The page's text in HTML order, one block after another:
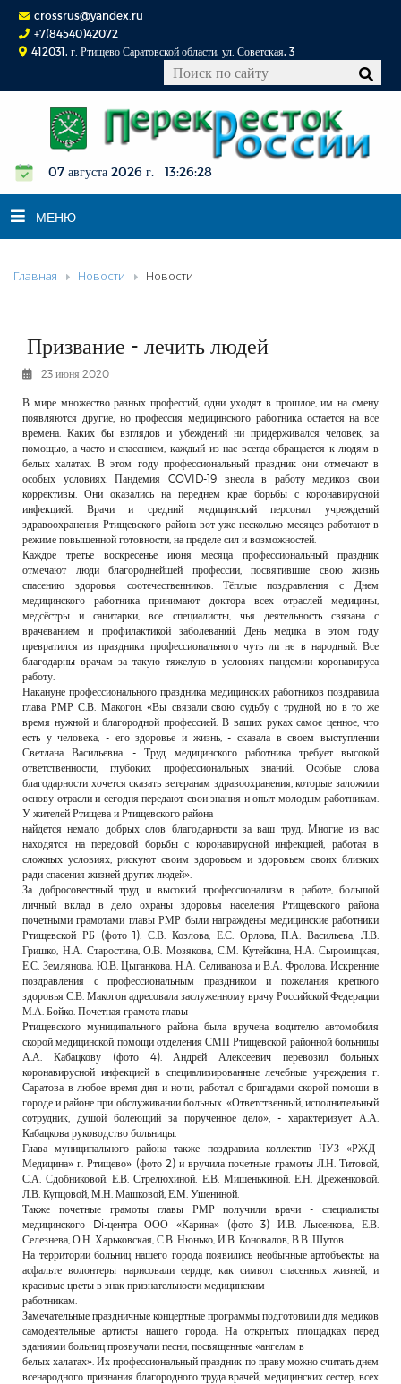
crossrus@yandex.ru
+7(84540)42072
412031, г. Ртищево Саратовской области, ул. Советская, 3
07 августа 2026 г. 13:26:28
МЕНЮ
НОВОСТИ
К СВЕДЕНИЮ
КОНКУРСЫ
РЕКЛАМОДАТЕЛЯМ
ОБЪЯВЛЕНИЯ
КОНТАКТЫ
Главная Новости Новости
Призвание - лечить людей
23 июня 2020
В мире множество разных профессий, одни уходят в прошлое, им на смену
появляются другие, но профессия медицинского работника остается на все
времена. Каких бы взглядов и убеждений ни придерживался человек, за
помощью, а часто и спасением, каждый из нас всегда обращается к людям в
белых халатах. В этом году профессиональный праздник они отмечают в
особых условиях. Пандемия COVID-19 внесла в работу медиков свои
коррективы. Они оказались на переднем крае борьбы с коронавирусной
инфекцией. Врачи и средний медицинский персонал учреждений
здравоохранения Ртищевского района вот уже несколько месяцев работают в
режиме повышенной готовности, на пределе сил и возможностей.
Каждое третье воскресенье июня месяца профессиональный праздник
отмечают люди благороднейшей профессии, посвятившие свою жизнь
спасению здоровья соотечественников. Тёплые поздравления с Днем
медицинского работника принимают доктора всех отраслей медицины,
медсёстры и санитарки, все специалисты, чья деятельность связана с
врачеванием и профилактикой заболеваний. День медика в этом году
превратился из праздника профессионального чуть ли не в народный. Все
благодарны врачам за такую тяжелую в условиях пандемии коронавируса
работу.
Накануне профессионального праздника медицинских работников поздравила
глава РМР С.В. Макогон. «Вы связали свою судьбу с трудной, но в то же
время нужной и благородной профессией. В ваших руках самое ценное, что
есть у человека, - его здоровье и жизнь, - сказала в своем выступлении
Светлана Васильевна. - Труд медицинского работника требует высокой
ответственности, глубоких профессиональных знаний. Особые слова
благодарности хочется сказать ветеранам здравоохранения, которые заложили
основу отрасли и сегодня передают свои знания и опыт молодым работникам.
У жителей Ртищева и Ртищевского района
найдется немало добрых слов благодарности за ваш труд. Многие из вас
находятся на передовой борьбы с коронавирусной инфекцией, работая в
сложных условиях, рискуют своим здоровьем и здоровьем своих близких
ради спасения жизней других людей».
За добросовестный труд и высокий профессионализм в работе, большой
личный вклад в дело охраны здоровья населения Ртищевского района
почетными грамотами главы РМР были награждены медицинские работники
Ртищевской РБ (фото 1): С.В. Козлова, Е.С. Орлова, П.А. Васильева, Л.В.
Гришко, Н.А. Старостина, О.В. Мозякова, С.М. Кутейкина, Н.А. Сыромицкая,
Е.С. Землянова, Ю.В. Цыганкова, Н.А. Селиванова и В.А. Фролова. Искренние
поздравления с профессиональным праздником и пожелания крепкого
здоровья С.В. Макогон адресовала заслуженному врачу Российской Федерации
М.А. Бойко. Почетная грамота главы
Ртищевского муниципального района была вручена водителю автомобиля
скорой медицинской помощи отделения СМП Ртищевской районной больницы
А.А. Кабацкову (фото 4). Андрей Алексеевич перевозил больных
коронавирусной инфекцией в специализированные лечебные учреждения г.
Саратова в любое время дня и ночи, работал с бригадами скорой помощи в
городе и районе при обслуживании больных. «Ответственный, исполнительный
сотрудник, душой болеющий за порученное дело», - характеризует А.А.
Кабацкова руководство больницы.
Глава муниципального района также поздравила коллектив ЧУЗ «РЖД-
Медицина» г. Ртищево» (фото 2) и вручила почетные грамоты Л.Н. Титовой,
С.А. Сдобниковой, Е.В. Стрелюхиной, Е.В. Мишенькиной, Е.Н. Дреженковой,
Л.В. Купцовой, М.Н. Машковой, Е.М. Ушениной.
Также почетные грамоты главы РМР получили врачи - специалисты
медицинского Di-центра ООО «Карина» (фото 3) И.В. Лысенкова, Е.В.
Селезнева, О.Н. Харьковская, С.В. Нюнько, И.В. Коновалов, В.В. Шутов.
На территории больниц нашего города появились необычные артобъекты: на
асфальте волонтеры нарисовали сердце, как символ спасенных жизней, и
красивые цветы в знак признательности медицинским
работникам.
Замечательные праздничные концертные программы подготовили для медиков
самодеятельные артисты нашего города. На открытых площадках перед
зданиями больниц прозвучали песни, посвященные «ангелам в
белых халатах». Их профессиональный праздник по праву можно считать днем
всенародного признания благородного труда врачей, медицинских сестер, всех